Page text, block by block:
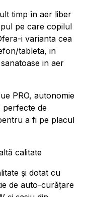
timp în aer liber
pe care copilul
i varianta cea
tableta, in
in aer
PRO, autonomie
perfecte de
a fi pe placul
calitate
și dotat cu
de auto-curățare